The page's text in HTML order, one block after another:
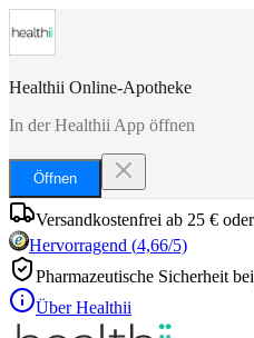
Healthii Online-Apotheke
In der Healthii App öffnen
Öffnen
Versandkostenfrei ab 25 €
Hervorragend (4,66/5)
Pharmazeutische Sicherheit
Über Healthii